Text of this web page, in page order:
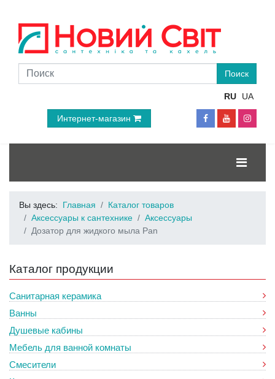
RU UA
Интернет-магазин
Вы здесь: Главная
Каталог товаров
Аксессуары к сантехнике
Аксессуары
Дозатор для жидкого мыла Pan
Каталог продукции
Санитарная керамика
Ванны
Душевые кабины
Мебель для ванной комнаты
Смесители